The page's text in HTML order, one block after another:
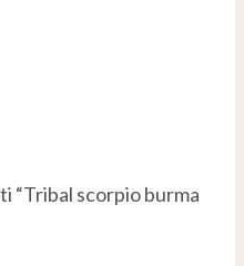
“Tribal scorpio burma